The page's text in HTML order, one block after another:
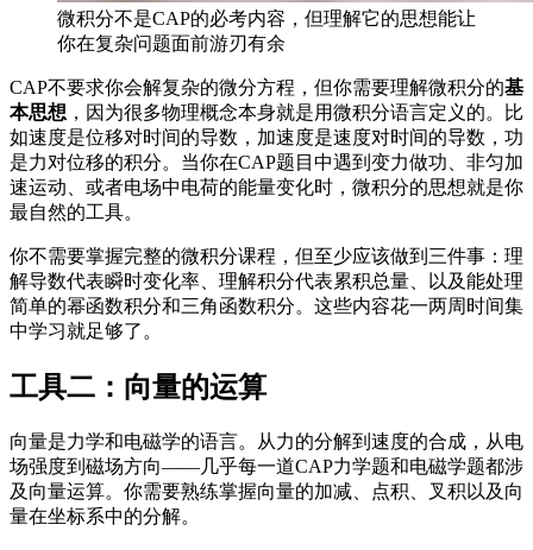
微积分不是CAP的必考内容，但理解它的思想能让
你在复杂问题面前游刃有余
CAP不要求你会解复杂的微分方程，但你需要理解微积分的基
本思想 ，因为很多物理概念本身就是用微积分语言定义的。比
如速度是位移对时间的导数，加速度是速度对时间的导数，功
是力对位移的积分。当你在CAP题目中遇到变力做功、非匀加
速运动、或者电场中电荷的能量变化时，微积分的思想就是你
最自然的工具。
你不需要掌握完整的微积分课程，但至少应该做到三件事：理
解导数代表瞬时变化率、理解积分代表累积总量、以及能处理
简单的幂函数积分和三角函数积分。这些内容花一两周时间集
中学习就足够了。
工具二：向量的运算
向量是力学和电磁学的语言。从力的分解到速度的合成，从电
场强度到磁场方向——几乎每一道CAP力学题和电磁学题都涉
及向量运算。你需要熟练掌握向量的加减、点积、叉积以及向
量在坐标系中的分解。